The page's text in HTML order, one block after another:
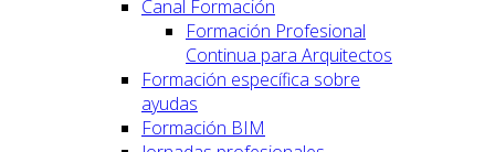
Canal Formación
Formación Profesional
Continua para Arquitectos
Formación específica sobre
ayudas
Formación BIM